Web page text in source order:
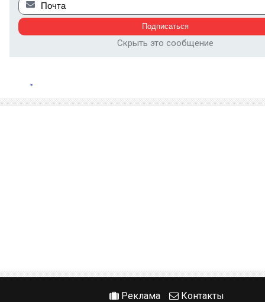
Скрыть это сообщение
Реклама Контакты